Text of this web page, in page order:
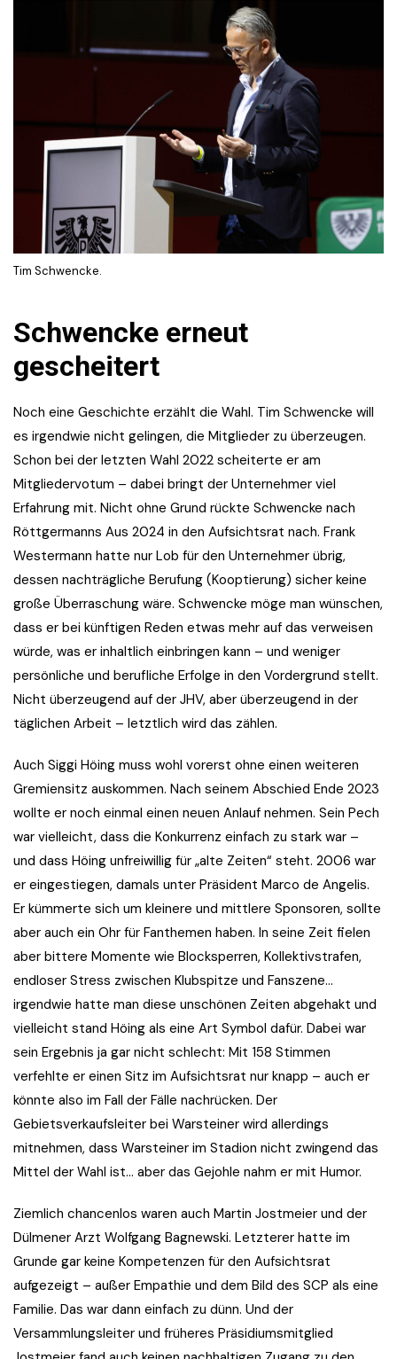
Tim Schwencke.
Schwencke erneut
gescheitert
Noch eine Geschichte erzählt die Wahl. Tim Schwencke will
es irgendwie nicht gelingen, die Mitglieder zu überzeugen.
Schon bei der letzten Wahl 2022 scheiterte er am
Mitgliedervotum – dabei bringt der Unternehmer viel
Erfahrung mit. Nicht ohne Grund rückte Schwencke nach
Röttgermanns Aus 2024 in den Aufsichtsrat nach. Frank
Westermann hatte nur Lob für den Unternehmer übrig,
dessen nachträgliche Berufung (Kooptierung) sicher keine
große Überraschung wäre. Schwencke möge man wünschen,
dass er bei künftigen Reden etwas mehr auf das verweisen
würde, was er inhaltlich einbringen kann – und weniger
persönliche und berufliche Erfolge in den Vordergrund stellt.
Nicht überzeugend auf der JHV, aber überzeugend in der
täglichen Arbeit – letztlich wird das zählen.
Auch Siggi Höing muss wohl vorerst ohne einen weiteren
Gremiensitz auskommen. Nach seinem Abschied Ende 2023
wollte er noch einmal einen neuen Anlauf nehmen. Sein Pech
war vielleicht, dass die Konkurrenz einfach zu stark war –
und dass Höing unfreiwillig für „alte Zeiten“ steht. 2006 war
er eingestiegen, damals unter Präsident Marco de Angelis.
Er kümmerte sich um kleinere und mittlere Sponsoren, sollte
aber auch ein Ohr für Fanthemen haben. In seine Zeit fielen
aber bittere Momente wie Blocksperren, Kollektivstrafen,
endloser Stress zwischen Klubspitze und Fanszene…
irgendwie hatte man diese unschönen Zeiten abgehakt und
vielleicht stand Höing als eine Art Symbol dafür. Dabei war
sein Ergebnis ja gar nicht schlecht: Mit 158 Stimmen
verfehlte er einen Sitz im Aufsichtsrat nur knapp – auch er
könnte also im Fall der Fälle nachrücken. Der
Gebietsverkaufsleiter bei Warsteiner wird allerdings
mitnehmen, dass Warsteiner im Stadion nicht zwingend das
Mittel der Wahl ist… aber das Gejohle nahm er mit Humor.
Ziemlich chancenlos waren auch Martin Jostmeier und der
Dülmener Arzt Wolfgang Bagnewski. Letzterer hatte im
Grunde gar keine Kompetenzen für den Aufsichtsrat
aufgezeigt – außer Empathie und dem Bild des SCP als eine
Familie. Das war dann einfach zu dünn. Und der
Versammlungsleiter und früheres Präsidiumsmitglied